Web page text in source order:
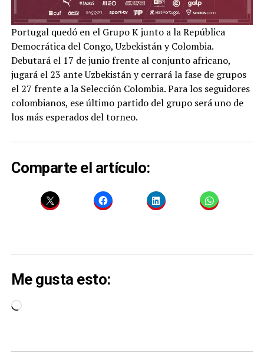
Portugal quedó en el Grupo K junto a la República
Democrática del Congo, Uzbekistán y Colombia.
Debutará el 17 de junio frente al conjunto africano,
jugará el 23 ante Uzbekistán y cerrará la fase de grupos
el 27 frente a la Selección Colombia. Para los seguidores
colombianos, ese último partido del grupo será uno de
los más esperados del torneo.
Comparte el artículo:
Me gusta esto:
Cargando...